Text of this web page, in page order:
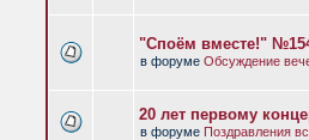
"Споём вместе!"
в форуме Обсуждение
20 лет первому
в форуме Поздравления